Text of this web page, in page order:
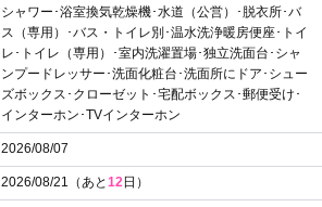
シャワー･浴室換気乾燥機･水道（公営）･脱衣所･バ
ス（専用）･バス・トイレ別･温水洗浄暖房便座･トイ
レ･トイレ（専用）･室内洗濯置場･独立洗面台･シャ
ンプードレッサー･洗面化粧台･洗面所にドア･シュー
ズボックス･クローゼット･宅配ボックス･郵便受け･
インターホン･TVインターホン
2026/08/07
2026/08/21（あと12 日）